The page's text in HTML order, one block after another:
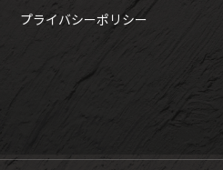
プライバシーポリシー